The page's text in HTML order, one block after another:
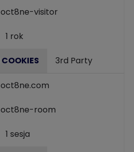
oct8ne-visitor
1 rok
3rd Party
oct8ne.com
oct8ne-room
1 sesja